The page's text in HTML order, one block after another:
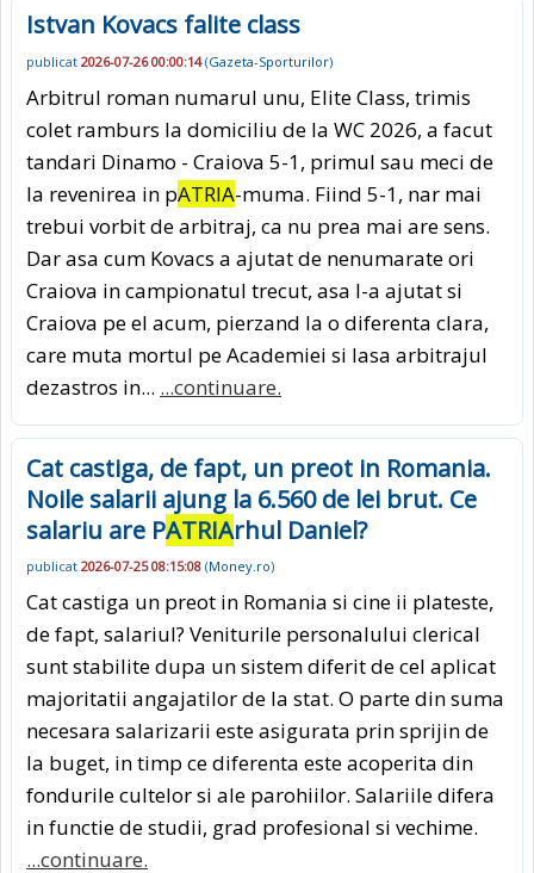
Istvan Kovacs falite class
publicat 2026-07-26 00:00:14(Gazeta-Sporturilor)
Arbitrul roman numarul unu, Elite Class, trimis
colet ramburs la domiciliu de la WC 2026, a facut
tandari Dinamo - Craiova 5-1, primul sau meci de
la revenirea in pATRIA-muma. Fiind 5-1, nar mai
trebui vorbit de arbitraj, ca nu prea mai are sens.
Dar asa cum Kovacs a ajutat de nenumarate ori
Craiova in campionatul trecut, asa l-a ajutat si
Craiova pe el acum, pierzand la o diferenta clara,
care muta mortul pe Academiei si lasa arbitrajul
dezastros in... ...continuare.
Cat castiga, de fapt, un preot in Romania.
Noile salarii ajung la 6.560 de lei brut. Ce
salariu are PATRIArhul Daniel?
publicat 2026-07-25 08:15:08 (Money.ro)
Cat castiga un preot in Romania si cine ii plateste,
de fapt, salariul? Veniturile personalului clerical
sunt stabilite dupa un sistem diferit de cel aplicat
majoritatii angajatilor de la stat. O parte din suma
necesara salarizarii este asigurata prin sprijin de
la buget, in timp ce diferenta este acoperita din
fondurile cultelor si ale parohiilor. Salariile difera
in functie de studii, grad profesional si vechime.
...continuare.